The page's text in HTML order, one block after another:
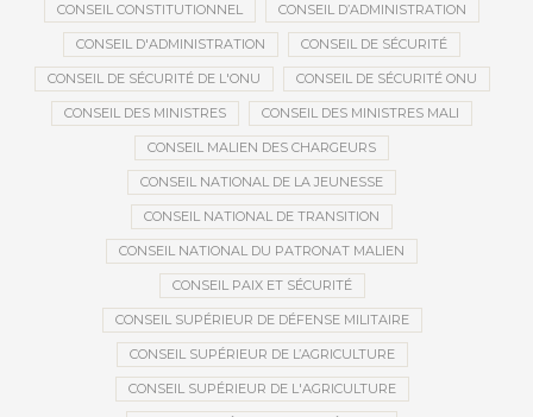
CONSEIL CONSTITUTIONNEL CONSEIL D’ADMINISTRATION
CONSEIL D'ADMINISTRATION CONSEIL DE SÉCURITÉ
CONSEIL DE SÉCURITÉ DE L'ONU CONSEIL DE SÉCURITÉ ONU
CONSEIL DES MINISTRES CONSEIL DES MINISTRES MALI
CONSEIL MALIEN DES CHARGEURS
CONSEIL NATIONAL DE LA JEUNESSE
CONSEIL NATIONAL DE TRANSITION
CONSEIL NATIONAL DU PATRONAT MALIEN
CONSEIL PAIX ET SÉCURITÉ
CONSEIL SUPÉRIEUR DE DÉFENSE MILITAIRE
CONSEIL SUPÉRIEUR DE L’AGRICULTURE
CONSEIL SUPÉRIEUR DE L'AGRICULTURE